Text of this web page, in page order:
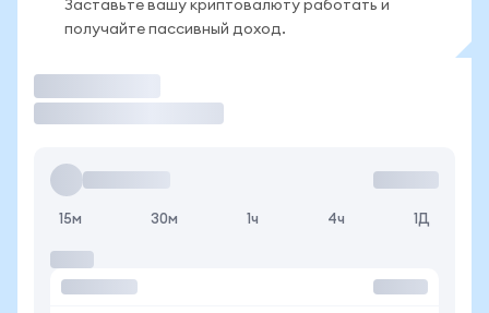
Заставьте вашу криптовалюту работать и
получайте пассивный доход.
15м 30м 1ч 4ч 1Д